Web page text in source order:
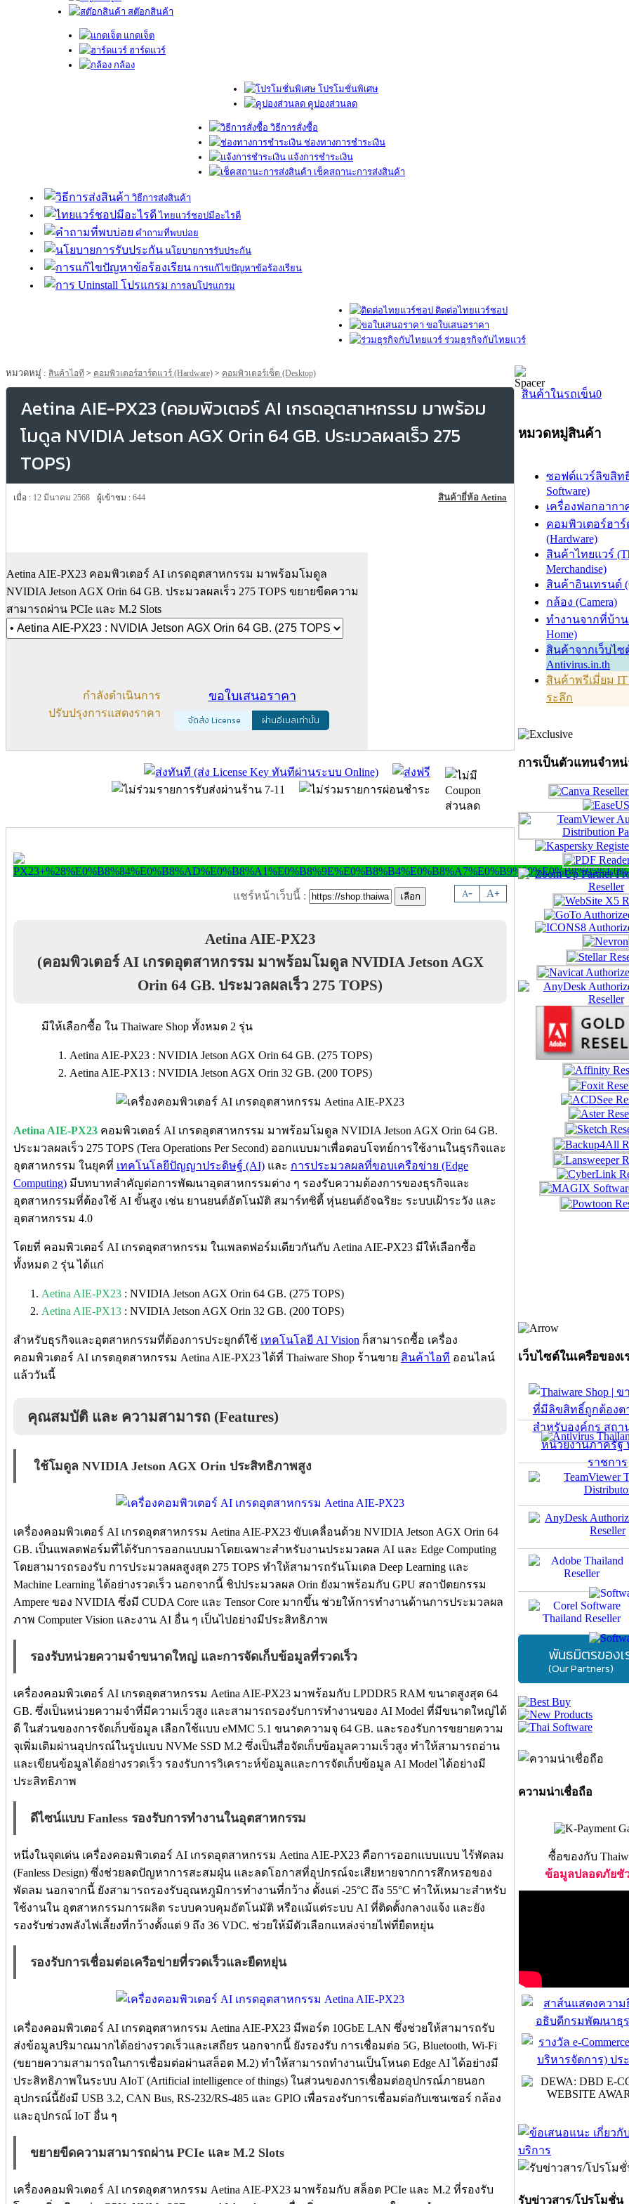
สต๊อกสินค้า
แกดเจ็ต
ฮาร์ดแวร์
กล้อง
โปรโมชั่นพิเศษ
คูปองส่วนลด
วิธีการสั่งซื้อ
ช่องทางการชำระเงิน
แจ้งการชำระเงิน
เช็คสถานะการส่งสินค้า
วิธีการส่งสินค้า
ไทยแวร์ชอปมีอะไรดี
คำถามที่พบบ่อย
นโยบายการรับประกัน
การแก้ไขปัญหาข้อร้องเรียน
การลบโปรแกรม
ติดต่อไทยแวร์ชอป
ขอใบเสนอราคา
ร่วมธุรกิจกับไทยแวร์
หมวดหมู่ : สินค้าไอที > คอมพิวเตอร์ฮาร์ดแวร์ (Hardware) > คอมพิวเตอร์เซ็ต (Desktop)
Aetina AIE-PX23 (คอมพิวเตอร์ AI เกรดอุตสาหกรรม มาพร้อม
โมดูล NVIDIA Jetson AGX Orin 64 GB. ประมวลผลเร็ว 275
TOPS)
เมื่อ : 12 มีนาคม 2568 ผู้เข้าชม : 644 สินค้ายี่ห้อ Aetina
Aetina AIE-PX23 คอมพิวเตอร์ AI เกรดอุตสาหกรรม มาพร้อมโมดูล
NVIDIA Jetson AGX Orin 64 GB. ประมวลผลเร็ว 275 TOPS ขยายขีดความ
สามารถผ่าน PCIe และ M.2 Slots
กำลังดำเนินการ
ปรับปรุงการแสดงราคา
ขอใบเสนอราคา
จัดส่ง License ผ่านอีเมลเท่านั้น
A- A+
แชร์หน้าเว็บนี้ :
Aetina AIE-PX23
(คอมพิวเตอร์ AI เกรดอุตสาหกรรม มาพร้อมโมดูล NVIDIA Jetson AGX
Orin 64 GB. ประมวลผลเร็ว 275 TOPS)
มีให้เลือกซื้อ ใน Thaiware Shop ทั้งหมด 2 รุ่น
Aetina AIE-PX23 : NVIDIA Jetson AGX Orin 64 GB. (275 TOPS)
Aetina AIE-PX13 : NVIDIA Jetson AGX Orin 32 GB. (200 TOPS)
Aetina AIE-PX23 คอมพิวเตอร์ AI เกรดอุตสาหกรรม มาพร้อมโมดูล NVIDIA Jetson AGX Orin 64 GB.
ประมวลผลเร็ว 275 TOPS (Tera Operations Per Second) ออกแบบมาเพื่อตอบโจทย์การใช้งานในธุรกิจและ
อุตสาหกรรม ในยุคที่ เทคโนโลยีปัญญาประดิษฐ์ (AI) และ การประมวลผลที่ขอบเครือข่าย (Edge
Computing) มีบทบาทสำคัญต่อการพัฒนาอุตสาหกรรมต่าง ๆ รองรับความต้องการของธุรกิจและ
อุตสาหกรรมที่ต้องใช้ AI ขั้นสูง เช่น ยานยนต์อัตโนมัติ สมาร์ทซิตี้ หุ่นยนต์อัจฉริยะ ระบบเฝ้าระวัง และ
อุตสาหกรรม 4.0
โดยที่ คอมพิวเตอร์ AI เกรดอุตสาหกรรม ในเพลตฟอร์มเดียวกันกับ Aetina AIE-PX23 มีให้เลือกซื้อ
ทั้งหมด 2 รุ่น ได้แก่
Aetina AIE-PX23 : NVIDIA Jetson AGX Orin 64 GB. (275 TOPS)
Aetina AIE-PX13 : NVIDIA Jetson AGX Orin 32 GB. (200 TOPS)
สำหรับธุรกิจและอุตสาหกรรมที่ต้องการประยุกต์ใช้ เทคโนโลยี AI Vision ก็สามารถซื้อ เครื่อง
คอมพิวเตอร์ AI เกรดอุตสาหกรรม Aetina AIE-PX23 ได้ที่ Thaiware Shop ร้านขาย สินค้าไอที ออนไลน์
แล้ววันนี้
คุณสมบัติ และ ความสามารถ (Features)
ใช้โมดูล NVIDIA Jetson AGX Orin ประสิทธิภาพสูง
เครื่องคอมพิวเตอร์ AI เกรดอุตสาหกรรม Aetina AIE-PX23 ขับเคลื่อนด้วย NVIDIA Jetson AGX Orin 64
GB. เป็นแพลตฟอร์มที่ได้รับการออกแบบมาโดยเฉพาะสำหรับงานประมวลผล AI และ Edge Computing
โดยสามารถรองรับ การประมวลผลสูงสุด 275 TOPS ทำให้สามารถรันโมเดล Deep Learning และ
Machine Learning ได้อย่างรวดเร็ว นอกจากนี้ ชิปประมวลผล Orin ยังมาพร้อมกับ GPU สถาปัตยกรรม
Ampere ของ NVIDIA ซึ่งมี CUDA Core และ Tensor Core มากขึ้น ช่วยให้การทำงานด้านการประมวลผล
ภาพ Computer Vision และงาน AI อื่น ๆ เป็นไปอย่างมีประสิทธิภาพ
รองรับหน่วยความจำขนาดใหญ่ และการจัดเก็บข้อมูลที่รวดเร็ว
เครื่องคอมพิวเตอร์ AI เกรดอุตสาหกรรม Aetina AIE-PX23 มาพร้อมกับ LPDDR5 RAM ขนาดสูงสุด 64
GB. ซึ่งเป็นหน่วยความจำที่มีความเร็วสูง และสามารถรองรับการทำงานของ AI Model ที่มีขนาดใหญ่ได้
ดี ในส่วนของการจัดเก็บข้อมูล เลือกใช้แบบ eMMC 5.1 ขนาดความจุ 64 GB. และรองรับการขยายความ
จุเพิ่มเติมผ่านอุปกรณ์ในรูปแบบ NVMe SSD M.2 ซึ่งเป็นสื่อจัดเก็บข้อมูลความเร็วสูง ทำให้สามารถอ่าน
และเขียนข้อมูลได้อย่างรวดเร็ว รองรับการวิเคราะห์ข้อมูลและการจัดเก็บข้อมูล AI Model ได้อย่างมี
ประสิทธิภาพ
ดีไซน์แบบ Fanless รองรับการทำงานในอุตสาหกรรม
หนึ่งในจุดเด่น เครื่องคอมพิวเตอร์ AI เกรดอุตสาหกรรม Aetina AIE-PX23 คือการออกแบบแบบ ไร้พัดลม
(Fanless Design) ซึ่งช่วยลดปัญหาการสะสมฝุ่น และลดโอกาสที่อุปกรณ์จะเสียหายจากการสึกหรอของ
พัดลม นอกจากนี้ ยังสามารถรองรับอุณหภูมิการทำงานที่กว้าง ตั้งแต่ -25°C ถึง 55°C ทำให้เหมาะสำหรับ
ใช้งานใน อุตสาหกรรมการผลิต ระบบควบคุมอัตโนมัติ หรือแม้แต่ระบบ AI ที่ติดตั้งกลางแจ้ง และยัง
รองรับช่วงพลังไฟเลี้ยงที่กว้างตั้งแต่ 9 ถึง 36 VDC. ช่วยให้มีตัวเลือกแหล่งจ่ายไฟที่ยืดหยุ่น
รองรับการเชื่อมต่อเครือข่ายที่รวดเร็วและยืดหยุ่น
เครื่องคอมพิวเตอร์ AI เกรดอุตสาหกรรม Aetina AIE-PX23 มีพอร์ต 10GbE LAN ซึ่งช่วยให้สามารถรับ
ส่งข้อมูลปริมาณมากได้อย่างรวดเร็วและเสถียร นอกจากนี้ ยังรองรับ การเชื่อมต่อ 5G, Bluetooth, Wi-Fi
(ขยายความสามารถในการเชื่อมต่อผ่านสล็อต M.2) ทำให้สามารถทำงานเป็นโหนด Edge AI ได้อย่างมี
ประสิทธิภาพในระบบ AIoT (Artificial intelligence of things) ในส่วนของการเชื่อมต่ออุปกรณ์ภายนอก
อุปกรณ์นี้ยังมี USB 3.2, CAN Bus, RS-232/RS-485 และ GPIO เพื่อรองรับการเชื่อมต่อกับเซนเซอร์ กล้อง
และอุปกรณ์ IoT อื่น ๆ
ขยายขีดความสามารถผ่าน PCIe และ M.2 Slots
เครื่องคอมพิวเตอร์ AI เกรดอุตสาหกรรม Aetina AIE-PX23 มาพร้อมกับ สล็อต PCIe และ M.2 ที่รองรับ
สินค้าในรถเข็น0
หมวดหมู่สินค้า
ซอฟต์แวร์ลิขสิทธิ์
Software)
เครื่องฟอกอากา
คอมพิวเตอร์ฮาร์
(Hardware)
สินค้าไทยแวร์
Merchandise)
สินค้าอินเทรนด์
กล้อง (Camera)
ทำงานจากที่บ้าน
Home)
สินค้าจากเว็บไซ
Antivirus.in.th
สินค้าพรีเมี่ยม
ระลึก
การเป็นตัวแทนจำห
เว็บไซต์ในเครือของเ
พันธมิตรของเ
(Our Partners)
ความน่าเชื่อถือ
ซื้อของกับ
ข้อมูลปลอดภัยชัว
รับข่าวสาร/โปรโมชั่น